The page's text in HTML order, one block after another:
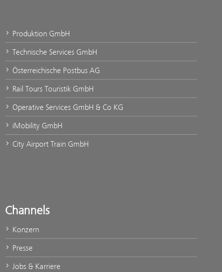
Produktion GmbH
Technische Services GmbH
Österreichische Postbus AG
Rail Tours Touristik GmbH
Operative Services GmbH & Co KG
iMobility GmbH
City Airport Train GmbH
Channels
Konzern
Presse
Jobs & Karriere